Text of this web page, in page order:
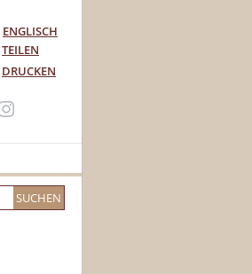
ENGLISCH
TEILEN
DRUCKEN